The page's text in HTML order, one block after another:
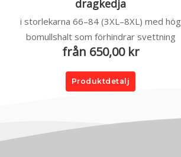
dragkedja
i storlekarna 66–84 (3XL–8XL) med hög
bomullshalt som förhindrar svettning
från 650,00 kr
Produktdetalj